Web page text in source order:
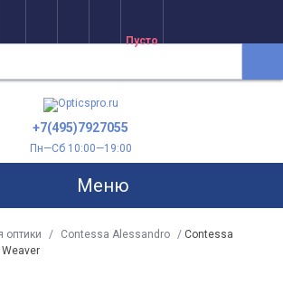
Пусто
+7(495)7927055
Пн—Сб 10:00—19:00
Меню
оптики / Contessa Alessandro / Contessa